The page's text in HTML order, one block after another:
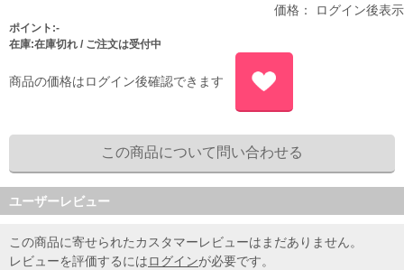
価格： ログイン後表示
ポイント:-
在庫:在庫切れ / ご注文は受付中
商品の価格はログイン後確認できます
ユーザーレビュー
この商品に寄せられたカスタマーレビューはまだありません。
レビューを評価するにはログインが必要です。